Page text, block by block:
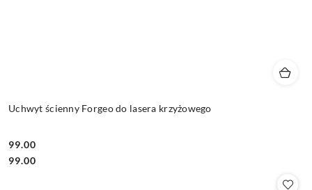
Uchwyt ścienny Forgeo do lasera krzyżowego
Cena:
99.00
Cena:
99.00